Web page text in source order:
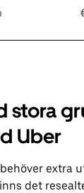
stora
Uber
extra
det